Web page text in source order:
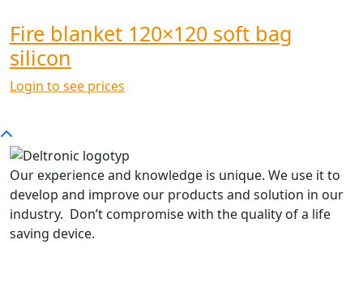
Fire blanket 120×120 soft bag
silicon
Login to see prices
Our experience and knowledge is unique. We use it to
develop and improve our products and solution in our
industry. Don’t compromise with the quality of a life
saving device.